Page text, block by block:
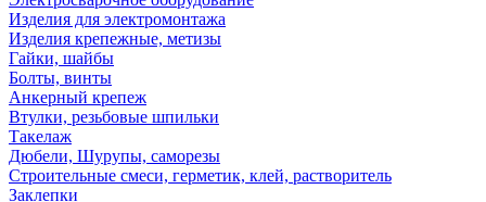
Изделия для электромонтажа
Изделия крепежные, метизы
Гайки, шайбы
Болты, винты
Анкерный крепеж
Втулки, резьбовые шпильки
Такелаж
Дюбели, Шурупы, саморезы
Строительные смеси, герметик, клей, растворитель
Заклепки